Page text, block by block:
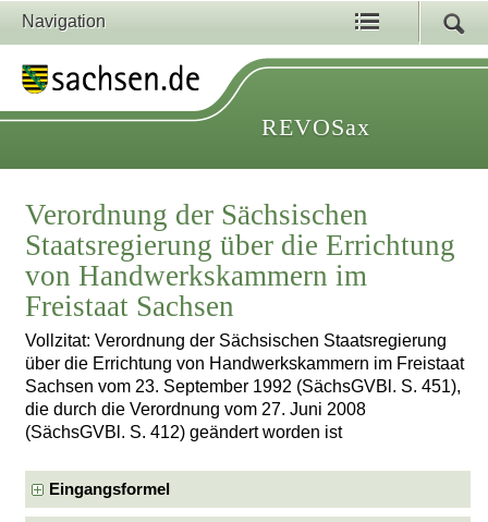
Navigation
REVOSax
Verordnung der Sächsischen
Staatsregierung über die Errichtung
von Handwerkskammern im
Freistaat Sachsen
Vollzitat: Verordnung der Sächsischen Staatsregierung
über die Errichtung von Handwerkskammern im Freistaat
Sachsen vom 23. September 1992 (SächsGVBl. S. 451),
die durch die Verordnung vom 27. Juni 2008
(SächsGVBl. S. 412) geändert worden ist
Eingangsformel